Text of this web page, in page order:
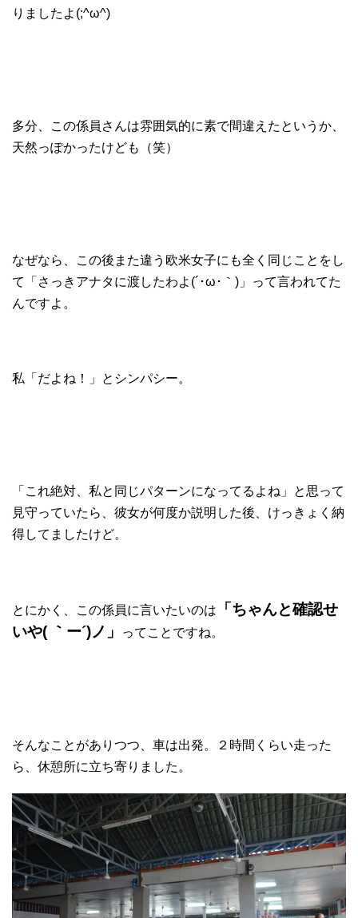
りましたよ(;^ω^)
多分、この係員さんは雰囲気的に素で間違えたというか、
天然っぽかったけども（笑）
なぜなら、この後また違う欧米女子にも全く同じことをし
て「さっきアナタに渡したわよ(´･ω･｀)」って言われてた
んですよ。
私「だよね！」とシンパシー。
「これ絶対、私と同じパターンになってるよね」と思って
見守っていたら、彼女が何度か説明した後、けっきょく納
得してましたけど。
とにかく、この係員に言いたいのは
「ちゃんと確認せ
いや( ｀ー´)ノ」
ってことですね。
そんなことがありつつ、車は出発。２時間くらい走った
ら、休憩所に立ち寄りました。